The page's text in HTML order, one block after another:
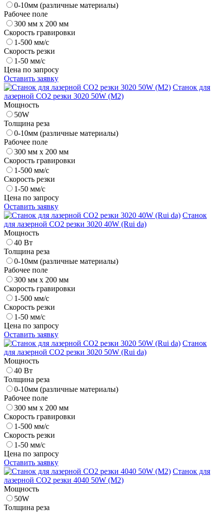
0-10мм (различные материалы)
Рабочее поле
300 мм х 200 мм
Скорость гравировки
1-500 мм/с
Скорость резки
1-50 мм/с
Цена по запросу
Оставить заявку
Станок для
лазерной CO2 резки 3020 50W (M2)
Мощность
50W
Толщина реза
0-10мм (различные материалы)
Рабочее поле
300 мм х 200 мм
Скорость гравировки
1-500 мм/с
Скорость резки
1-50 мм/с
Цена по запросу
Оставить заявку
Станок
для лазерной CO2 резки 3020 40W (Rui da)
Мощность
40 Вт
Толщина реза
0-10мм (различные материалы)
Рабочее поле
300 мм х 200 мм
Скорость гравировки
1-500 мм/с
Скорость резки
1-50 мм/с
Цена по запросу
Оставить заявку
Станок
для лазерной CO2 резки 3020 50W (Rui da)
Мощность
40 Вт
Толщина реза
0-10мм (различные материалы)
Рабочее поле
300 мм х 200 мм
Скорость гравировки
1-500 мм/с
Скорость резки
1-50 мм/с
Цена по запросу
Оставить заявку
Станок для
лазерной CO2 резки 4040 50W (M2)
Мощность
50W
Толщина реза